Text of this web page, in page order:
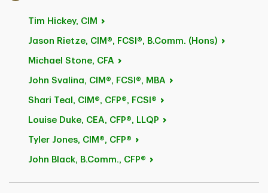
Tim Hickey, CIM
Jason Rietze, CIM®, FCSI®, B.Comm. (Hons)
Michael Stone, CFA
John Svalina, CIM®, FCSI®, MBA
Shari Teal, CIM®, CFP®, FCSI®
Louise Duke, CEA, CFP®, LLQP
Tyler Jones, CIM®, CFP®
John Black, B.Comm., CFP®